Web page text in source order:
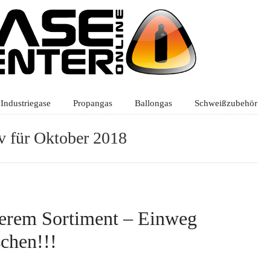
Industriegase Propangas Ballongas Schweißzubehör
für Oktober 2018
Sortiment – Einweg